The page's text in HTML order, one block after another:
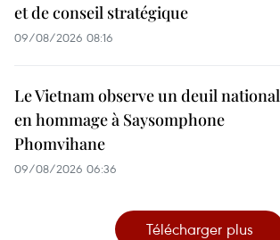
et de conseil stratégique
09/08/2026 08:16
Le Vietnam observe un deuil national
en hommage à Saysomphone
Phomvihane
09/08/2026 06:36
Télécharger plus